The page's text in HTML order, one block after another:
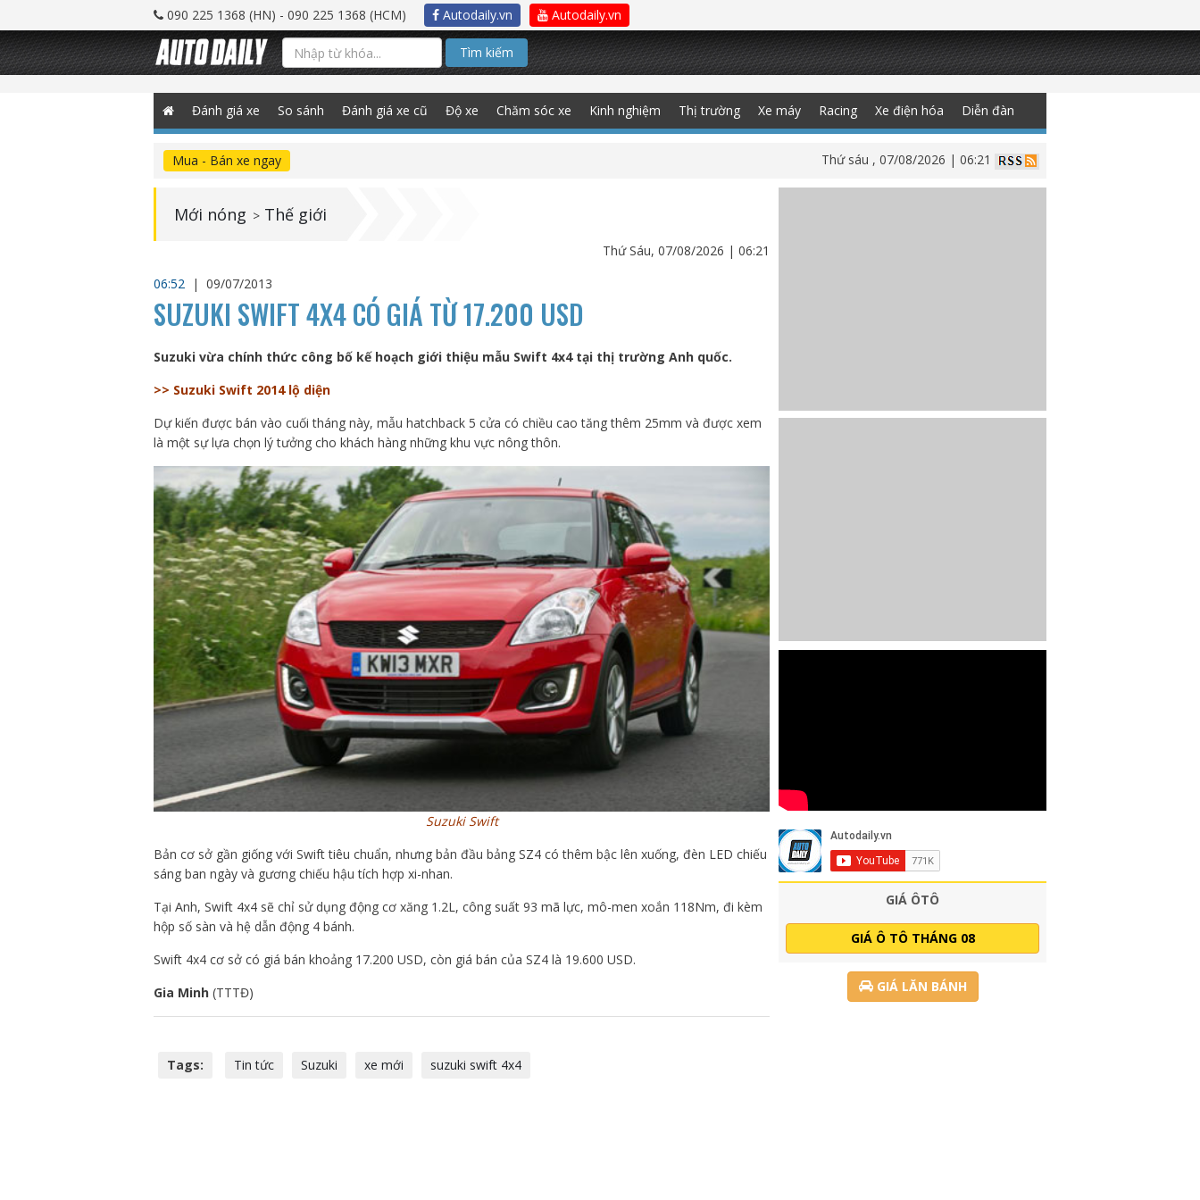
090 225 1368 (HN) - 090 225 1368 (HCM) Autodaily.vn Autodaily.vn
Tìm kiếm
Đánh giá xe So sánh Đánh giá xe cũ Độ xe Chăm sóc xe Kinh nghiệm Thị trường Xe máy Racing Xe điện hóa Diễn đàn
Mua - Bán xe ngay Thứ sáu , 07/08/2026 | 06:21
Mới nóng > Thế giới
Thứ Sáu, 07/08/2026 | 06:21
06:52 | 09/07/2013
SUZUKI SWIFT 4X4 CÓ GIÁ TỪ 17.200 USD
Suzuki vừa chính thức công bố kế hoạch giới thiệu mẫu Swift 4x4 tại thị trường Anh quốc.
>> Suzuki Swift 2014 lộ diện
Dự kiến được bán vào cuối tháng này, mẫu hatchback 5 cửa có chiều cao tăng thêm 25mm và được xem
là một sự lựa chọn lý tưởng cho khách hàng những khu vực nông thôn.
Suzuki Swift
Bản cơ sở gần giống với Swift tiêu chuẩn, nhưng bản đầu bảng SZ4 có thêm bậc lên xuống, đèn LED chiếu
sáng ban ngày và gương chiếu hậu tích hợp xi-nhan.
Tại Anh, Swift 4x4 sẽ chỉ sử dụng động cơ xăng 1.2L, công suất 93 mã lực, mô-men xoắn 118Nm, đi kèm
hộp số sàn và hệ dẫn động 4 bánh.
Swift 4x4 cơ sở có giá bán khoảng 17.200 USD, còn giá bán của SZ4 là 19.600 USD.
Gia Minh (TTTĐ)
Tags: Tin tức Suzuki xe mới suzuki swift 4x4
GIÁ ÔTÔ
GIÁ Ô TÔ THÁNG 08
GIÁ LĂN BÁNH